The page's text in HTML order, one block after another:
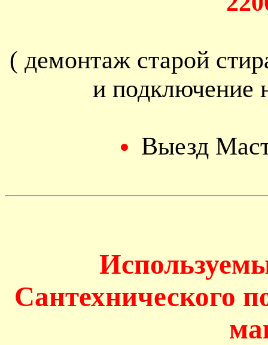
( демонтаж старой
и подключение
Выезд
Сантехнического